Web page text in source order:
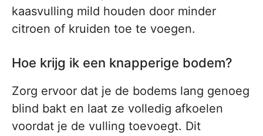
kaasvulling mild houden door minder
citroen of kruiden toe te voegen.
Hoe krijg ik een knapperige bodem?
Zorg ervoor dat je de bodems lang genoeg
blind bakt en laat ze volledig afkoelen
voordat je de vulling toevoegt. Dit